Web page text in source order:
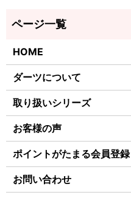
HOME
ダーツについて
取り扱いシリーズ
お客様の声
ポイントがたまる会員登録
お問い合わせ